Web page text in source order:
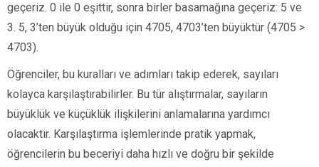
geçeriz. 0 ile 0 eşittir, sonra birler basamağına geçeriz: 5 ve
3. 5, 3’ten büyük olduğu için 4705, 4703’ten büyüktür (4705 >
4703).
Öğrenciler, bu kuralları ve adımları takip ederek, sayıları
kolayca karşılaştırabilirler. Bu tür alıştırmalar, sayıların
büyüklük ve küçüklük ilişkilerini anlamalarına yardımcı
olacaktır. Karşılaştırma işlemlerinde pratik yapmak,
öğrencilerin bu beceriyi daha hızlı ve doğru bir şekilde